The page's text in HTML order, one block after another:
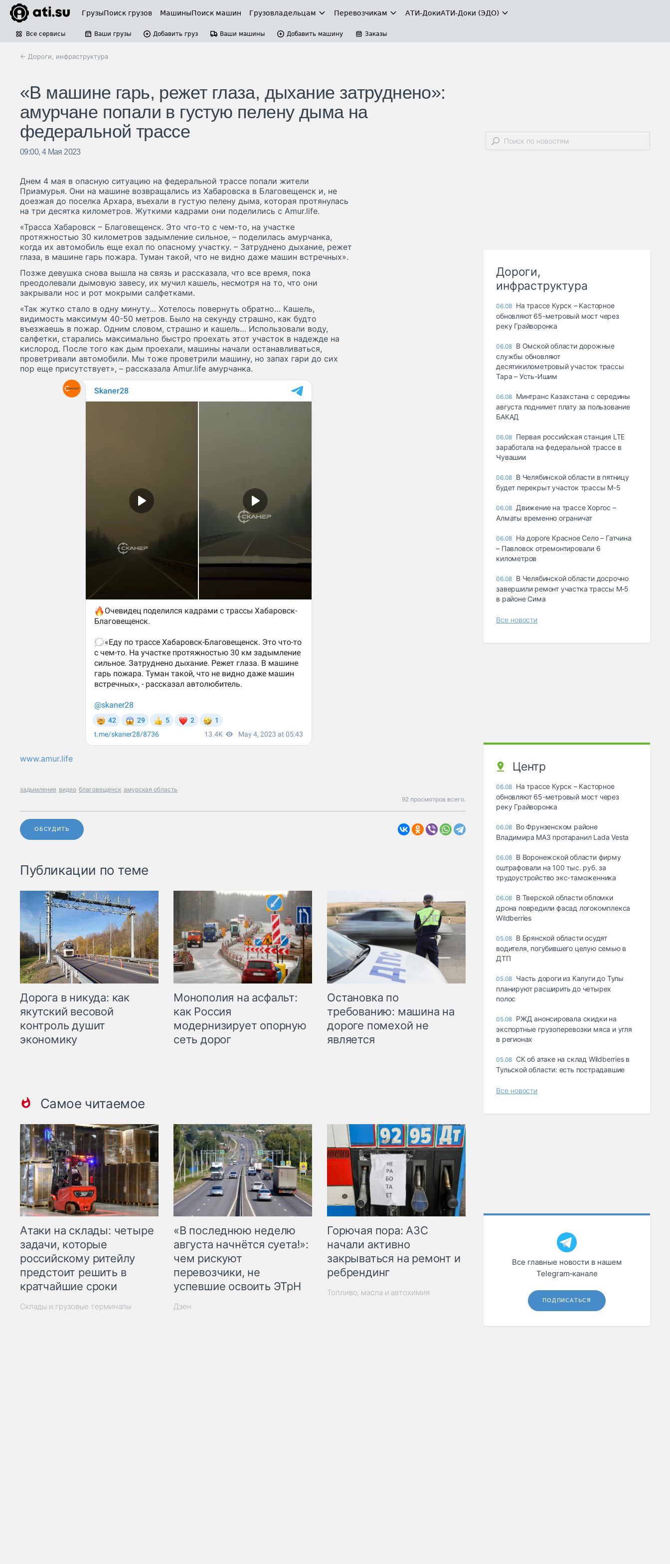
ГрузыПоиск грузов МашиныПоиск машин Грузовладельцам Перевозчикам АТИ-ДокиАТИ-Доки (ЭДО)
Все сервисы Ваши грузы Добавить груз Ваши машины Добавить машину Заказы
← Дороги, инфраструктура
«В машине гарь, режет глаза, дыхание затруднено»:
амурчане попали в густую пелену дыма на
федеральной трассе
09:00, 4 Мая 2023
Днем 4 мая в опасную ситуацию на федеральной трассе попали жители
Приамурья. Они на машине возвращались из Хабаровска в Благовещенск и, не
доезжая до поселка Архара, въехали в густую пелену дыма, которая протянулась
на три десятка километров. Жуткими кадрами они поделились с Amur.life.
«Трасса Хабаровск – Благовещенск. Это что-то с чем-то, на участке
протяжностью 30 километров задымление сильное, – поделилась амурчанка,
когда их автомобиль еще ехал по опасному участку. – Затруднено дыхание, режет
глаза, в машине гарь пожара. Туман такой, что не видно даже машин встречных».
Позже девушка снова вышла на связь и рассказала, что все время, пока
преодолевали дымовую завесу, их мучил кашель, несмотря на то, что они
закрывали нос и рот мокрыми салфетками.
«Так жутко стало в одну минуту… Хотелось повернуть обратно… Кашель,
видимость максимум 40-50 метров. Было на секунду страшно, как будто
въезжаешь в пожар. Одним словом, страшно и кашель… Использовали воду,
салфетки, старались максимально быстро проехать этот участок в надежде на
кислород. После того как дым проехали, машины начали останавливаться,
проветривали автомобили. Мы тоже проветрили машину, но запах гари до сих
пор еще присутствует», – рассказала Amur.life амурчанка.
www.amur.life
задымление видео благовещенск амурская область
92 просмотров всего.
ОБСУДИТЬ
Публикации по теме
Дорога в никуда: как
якутский весовой
контроль душит
экономику
Монополия на асфальт:
как Россия
модернизирует опорную
сеть дорог
Остановка по
требованию: машина на
дороге помехой не
является
Самое читаемое
Атаки на склады: четыре
задачи, которые
российскому ритейлу
предстоит решить в
кратчайшие сроки
Склады и грузовые терминалы
«В последнюю неделю
августа начнётся суета!»:
чем рискуют
перевозчики, не
успевшие освоить ЭТрН
Дзен
Горючая пора: АЗС
начали активно
закрываться на ремонт и
ребрендинг
Топливо, масла и автохимия
Дороги,
инфраструктура
06.08 На трассе Курск – Касторное
обновляют 65-метровый мост через
реку Грайворонка
06.08 В Омской области дорожные
службы обновляют
десятикилометровый участок трассы
Тара – Усть-Ишим
06.08 Минтранс Казахстана с середины
августа поднимет плату за пользование
БАКАД
06.08 Первая российская станция LTE
заработала на федеральной трассе в
Чувашии
06.08 В Челябинской области в пятницу
будет перекрыт участок трассы М-5
06.08 Движение на трассе Хоргос –
Алматы временно ограничат
06.08 На дороге Красное Село – Гатчина
– Павловск отремонтировали 6
километров
06.08 В Челябинской области досрочно
завершили ремонт участка трассы М‑5
в районе Сима
Все новости
Центр
06.08 На трассе Курск – Касторное
обновляют 65-метровый мост через
реку Грайворонка
06.08 Во Фрунзенском районе
Владимира МАЗ протаранил Lada Vesta
06.08 В Воронежской области фирму
оштрафовали на 100 тыс. руб. за
трудоустройство экс-таможенника
06.08 В Тверской области обломки
дрона повредили фасад логокомплекса
Wildberries
05.08 В Брянской области осудят
водителя, погубившего целую семью в
ДТП
05.08 Часть дороги из Калуги до Тулы
планируют расширить до четырех
полос
05.08 РЖД анонсировала скидки на
экспортные грузоперевозки мяса и угля
в регионах
05.08 СК об атаке на склад Wildberries в
Тульской области: есть пострадавшие
Все новости
Все главные новости в нашем
Telegram‑канале
ПОДПИСАТЬСЯ